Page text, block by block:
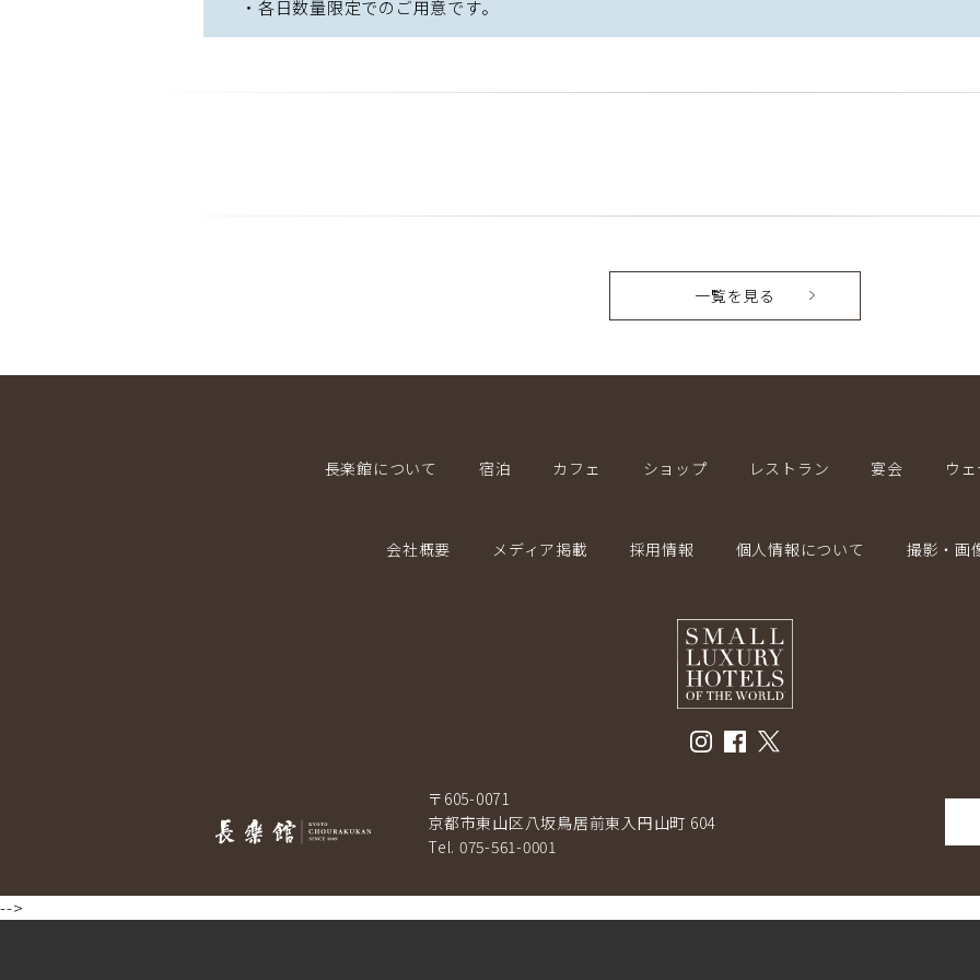
・各日数量限定でのご用意です。
一覧を見る
長楽館について 宿泊 カフェ ショップ レストラン 宴会 ウ
会社概要 メディア掲載 採用情報 個人情報について 撮影・画
〒605-0071
京都市東山区八坂鳥居前東入円山町 604
Tel. 075-561-0001
-->